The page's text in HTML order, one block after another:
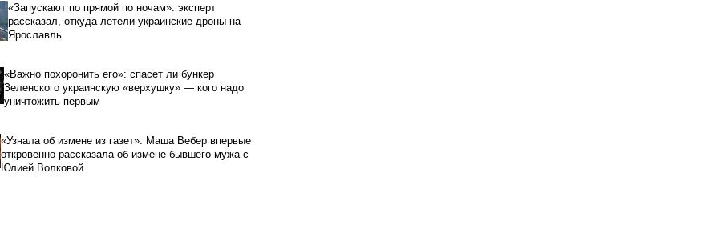
«Запускают по прямой по ночам»: эксперт
рассказал, откуда летели украинские дроны на
Ярославль
«Важно похоронить его»: спасет ли бункер
Зеленского украинскую «верхушку» — кого надо
уничтожить первым
«Узнала об измене из газет»: Маша Вебер впервые
откровенно рассказала об измене бывшего мужа с
Юлией Волковой